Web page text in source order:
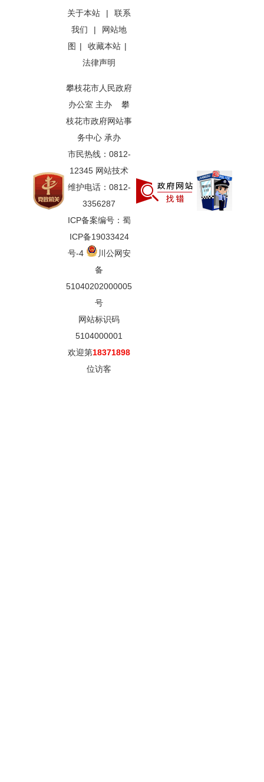
关于本站 |
联系
我们
|
网站地
图 | 收藏本站 |
法律声明
攀枝花市人民政府
办公室 主办 攀
枝花市政府网站事
务中心 承办
市民热线：0812-
12345 网站技术
维护电话：0812-
3356287
ICP备案编号：蜀
ICP备19033424
号-4
川公网安
备
51040202000005
号
网站标识码
5104000001
欢迎第18371898
位访客